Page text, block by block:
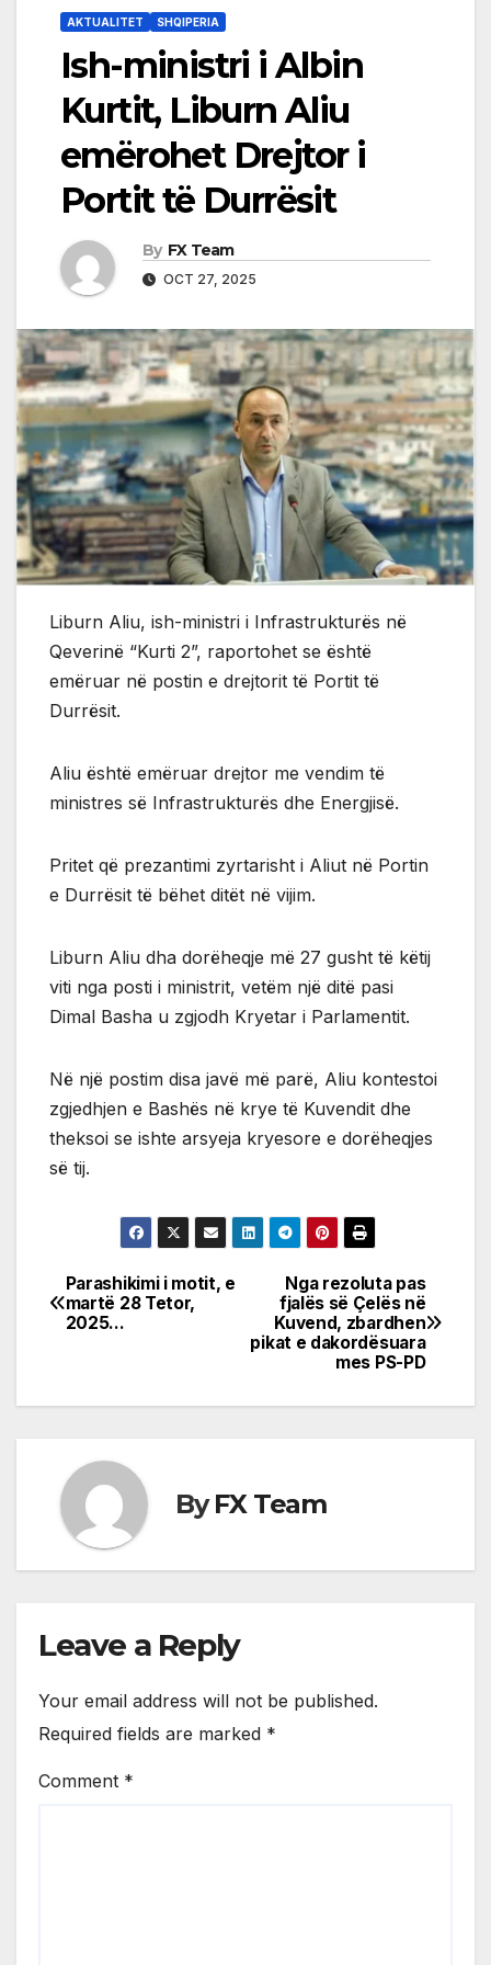
AKTUALITET SHQIPERIA
Ish-ministri i Albin
Kurtit, Liburn Aliu
emërohet Drejtor i
Portit të Durrësit
By FX Team
OCT 27, 2025
Liburn Aliu, ish-ministri i Infrastrukturës në
Qeverinë “Kurti 2”, raportohet se është
emëruar në postin e drejtorit të Portit të
Durrësit.
Aliu është emëruar drejtor me vendim të
ministres së Infrastrukturës dhe Energjisë.
Pritet që prezantimi zyrtarisht i Aliut në Portin
e Durrësit të bëhet ditët në vijim.
Liburn Aliu dha dorëheqje më 27 gusht të këtij
viti nga posti i ministrit, vetëm një ditë pasi
Dimal Basha u zgjodh Kryetar i Parlamentit.
Në një postim disa javë më parë, Aliu kontestoi
zgjedhjen e Bashës në krye të Kuvendit dhe
theksoi se ishte arsyeja kryesore e dorëheqjes
së tij.
Post
navigation
Nga rezoluta pas
fjalës së Çelës në
Kuvend, zbardhen
pikat e dakordësuara
mes PS-PD
Parashikimi i motit, e
martë 28 Tetor,
2025…
ByFX Team
Leave a Reply
Your email address will not be published.
Required fields are marked *
Comment *